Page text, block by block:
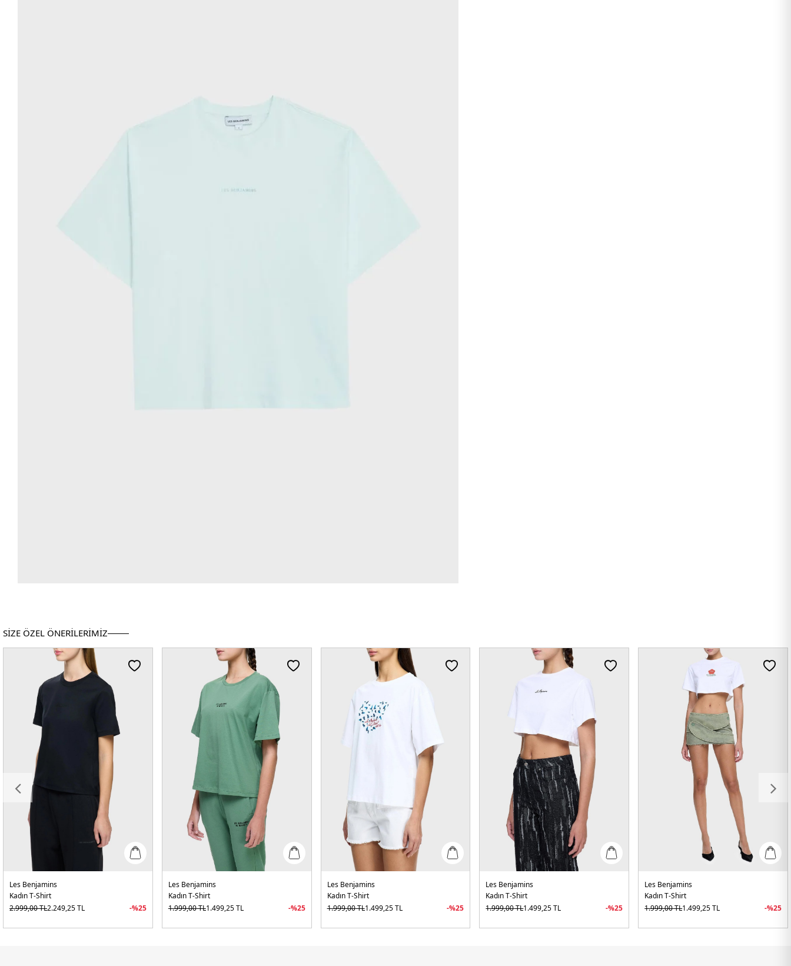
SİZE ÖZEL ÖNERİLERİMİZ
Les Benjamins
Kadın T-Shirt
2.999,00TL2.249,25TL -%25
Les Benjamins
Kadın T-Shirt
1.999,00TL1.499,25TL -%25
Les Benjamins
Kadın T-Shirt
1.999,00TL1.499,25TL -%25
Les Benjamins
Kadın T-Shirt
1.999,00TL1.499,25TL -%25
Les Benjamins
Kadın T-Shirt
1.999,00TL1.499,25TL -%25